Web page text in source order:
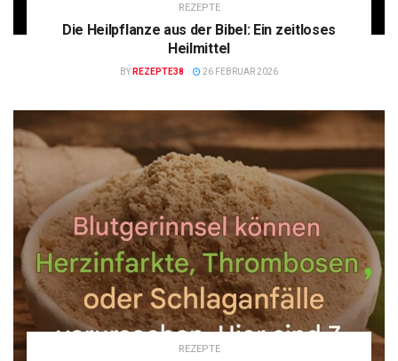
REZEPTE
Die Heilpflanze aus der Bibel: Ein zeitloses
Heilmittel
BY REZEPTE38 26 FEBRUAR 2026
REZEPTE